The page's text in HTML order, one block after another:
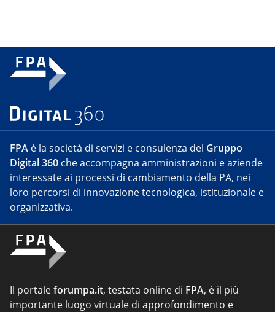
FPA è la società di servizi e consulenza del Gruppo
Digital 360 che accompagna amministrazioni e aziende
interessate ai processi di cambiamento della PA, nei
loro percorsi di innovazione tecnologica, istituzionale e
organizzativa.
Il portaleforumpa.it, testata online di FPA, è il più
importante luogo virtuale di approfondimento e